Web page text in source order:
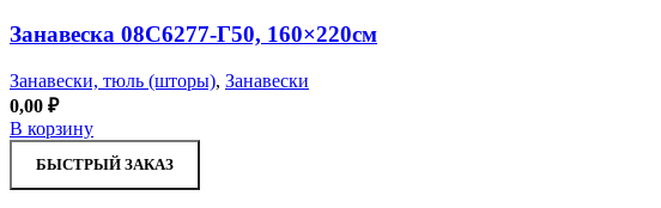
Занавеска 08С6277-Г50, 160×220см
Занавески, тюль (шторы), Занавески
0,00 ₽
В корзину
БЫСТРЫЙ ЗАКАЗ